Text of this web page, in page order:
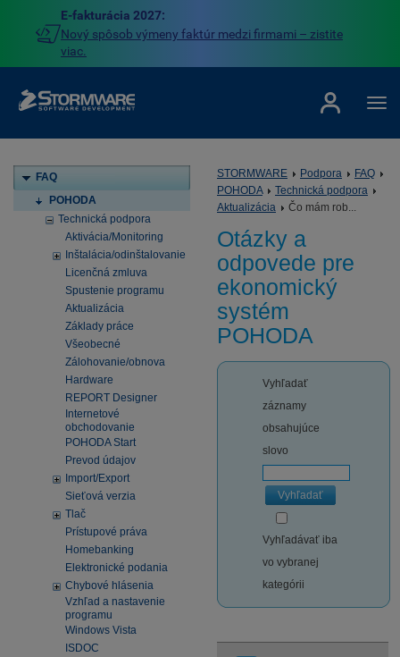
E-fakturácia 2027:
Nový spôsob výmeny faktúr medzi firmami – zistite
viac.
FAQ
POHODA
Technická podpora
Aktivácia/Monitoring
Inštalácia/odinštalovanie
Licenčná zmluva
Spustenie programu
Aktualizácia
Základy práce
Všeobecné
Zálohovanie/obnova
Hardware
REPORT Designer
Internetové
obchodovanie
POHODA Start
Prevod údajov
Import/Export
Sieťová verzia
Tlač
Prístupové práva
Homebanking
Elektronické podania
Chybové hlásenia
Vzhľad a nastavenie
programu
Windows Vista
ISDOC
STORMWARE Podpora
FAQ
POHODA
Technická podpora
Aktualizácia
Čo mám rob...
Otázky a
odpovede pre
ekonomický
systém
POHODA
Vyhľadať
záznamy
obsahujúce
slovo
Vyhľadať
Vyhľadávať iba
vo vybranej
kategórii